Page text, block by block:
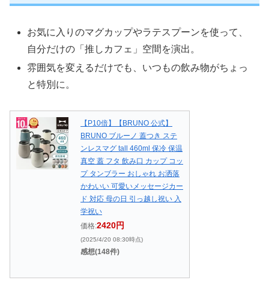
お気に入りのマグカップやラテスプーンを使って、
自分だけの「推しカフェ」空間を演出。
雰囲気を変えるだけでも、いつもの飲み物がちょっ
と特別に。
【P10倍】【BRUNO 公式】
BRUNO ブルーノ 蓋つき ステ
ンレスマグ tall 460ml 保冷 保温
真空 蓋 フタ 飲み口 カップ コッ
プ タンブラー おしゃれ お洒落
かわいい 可愛いメッセージカー
ド 対応 母の日 引っ越し祝い 入
学祝い
価格:2420円
(2025/4/20 08:30時点)
感想(148件)